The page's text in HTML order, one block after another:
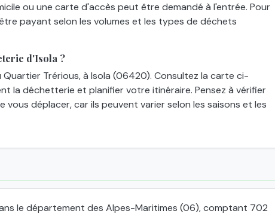
ou une carte d'accès peut être demandé à l'entrée. Pour
payant selon les volumes et les types de déchets
d'Isola ?
Quartier Trérious, à Isola (06420). Consultez la carte ci-
la déchetterie et planifier votre itinéraire. Pensez à vérifier
vous déplacer, car ils peuvent varier selon les saisons et les
le département des Alpes-Maritimes (06), comptant 702